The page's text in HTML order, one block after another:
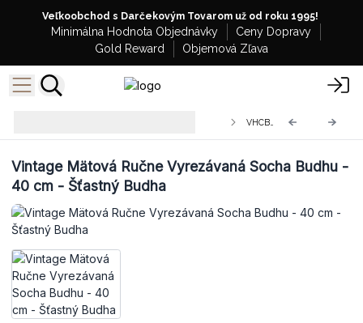
Veľkoobchod s Darčekovým Tovarom už od roku 1995!
Minimálna Hodnota Objednávky
Ceny Dopravy
Gold Reward
Objemová Zľava
VHCBS-06
Vintage Mätová Ručne Vyrezávaná Socha Budhu -
40 cm - Šťastný Budha